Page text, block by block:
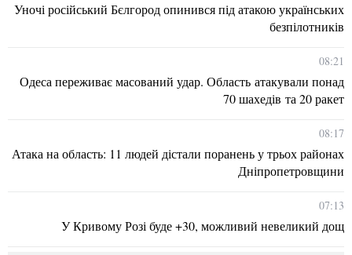
Уночі російський Бєлгород опинився під атакою українських
безпілотників
08:21
Одеса переживає масований удар. Область атакували понад
70 шахедів та 20 ракет
08:17
Атака на область: 11 людей дістали поранень у трьох районах
Дніпропетровщини
07:13
У Кривому Розі буде +30, можливий невеликий дощ